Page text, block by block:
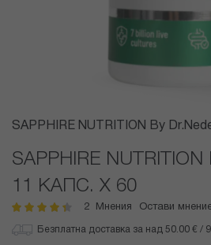
Преминете
началото
галерия
със
SAPPHIRE NUTRITION By
SAPPHIRE
11 КАПС. X 60
рейтинг:
2 Мнения Остави
Безплатна доставка за над 50.00 € /